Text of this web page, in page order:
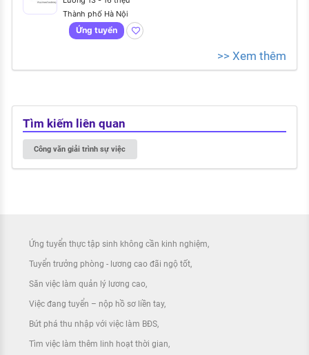
Thành phố Hà Nội
Ứng tuyển
>> Xem thêm
Tìm kiếm liên quan
Công văn giải trình sự việc
Ứng tuyển thực tập sinh không cần kinh nghiệm
Tuyển trưởng phòng - lương cao đãi ngộ tốt
Săn việc làm quản lý lương cao
Việc đang tuyển – nộp hồ sơ liền tay
Bứt phá thu nhập với việc làm BĐS
Tìm việc làm thêm linh hoạt thời gian